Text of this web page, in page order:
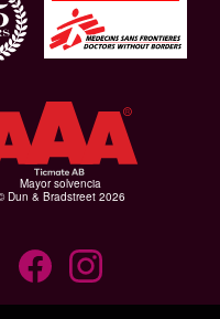
Mayor solvencia
Dun & Bradstreet 2026